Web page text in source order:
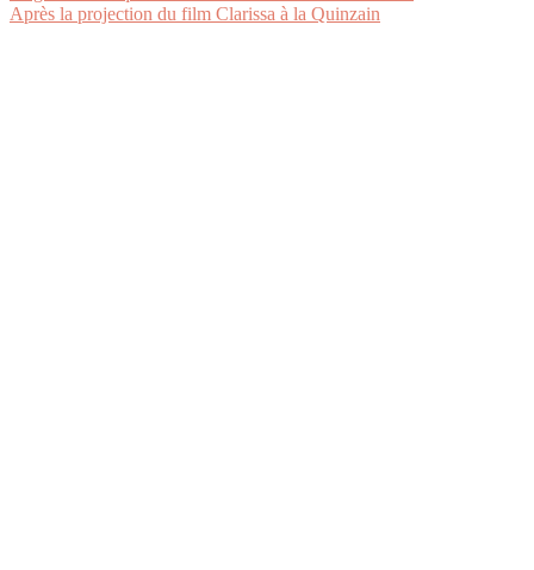
Après la projection du film Clarissa à la Quinzain